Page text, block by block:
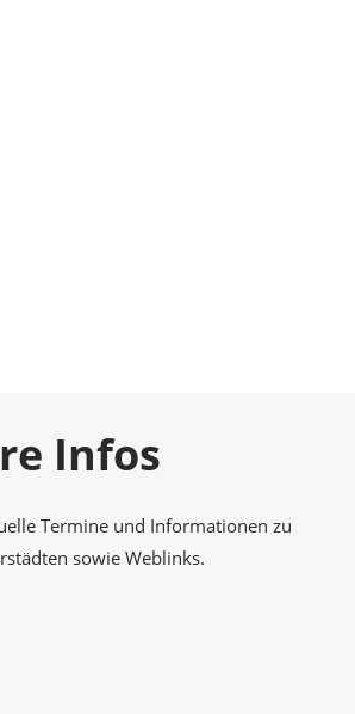
Infos
Termine und Informationen zu
sowie Weblinks.